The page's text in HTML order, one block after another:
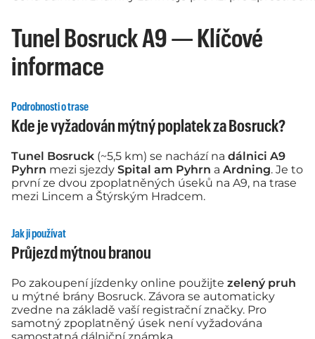
Tunel Bosruck A9 — Klíčové
informace
Podrobnosti o trase
Kde je vyžadován mýtný poplatek za Bosruck?
Tunel Bosruck (~5,5 km) se nachází na dálnici A9
Pyhrn mezi sjezdy Spital am Pyhrn a Ardning. Je to
první ze dvou zpoplatněných úseků na A9, na trase
mezi Lincem a Štýrským Hradcem.
Jak ji používat
Průjezd mýtnou branou
Po zakoupení jízdenky online použijte zelený pruh
u mýtné brány Bosruck. Závora se automaticky
zvedne na základě vaší registrační značky. Pro
samotný zpoplatněný úsek není vyžadována